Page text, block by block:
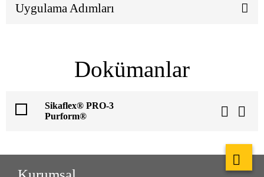
Uygulama Adımları
Dokümanlar
Sikaflex® PRO-3
Purform®